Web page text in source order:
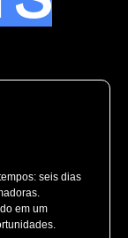
seis dias
em um